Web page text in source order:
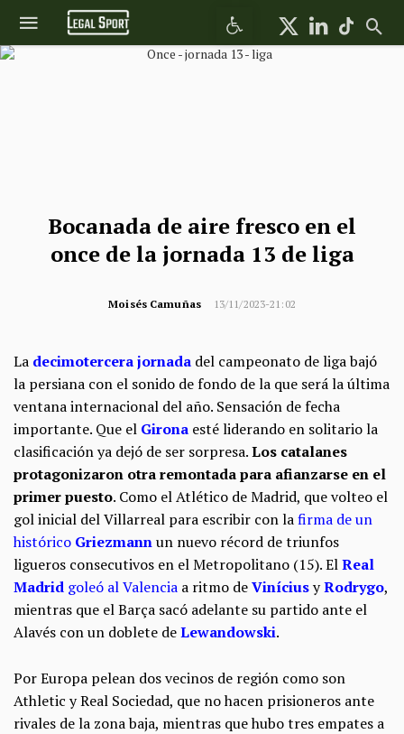
Abrir barra de herramientas
Bocanada de aire fresco en el
once de la jornada 13 de liga
Moisés Camuñas 13/11/2023-21:02
La decimotercera jornada del campeonato de liga bajó
la persiana con el sonido de fondo de la que será la última
ventana internacional del año. Sensación de fecha
importante. Que el Girona esté liderando en solitario la
clasificación ya dejó de ser sorpresa.Los catalanes
protagonizaron otra remontada para afianzarse en el
primer puesto. Como el Atlético de Madrid, que volteo el
gol inicial del Villarreal para escribir con lafirma de un
histórico Griezmannun nuevo récord de triunfos
ligueros consecutivos en el Metropolitano (15). ElReal
Madrid goleó al Valencia a ritmo deViníciusyRodrygo,
mientras que el Barça sacó adelante su partido ante el
Alavés con un doblete deLewandowski.
Por Europa pelean dos vecinos de región como son
Athletic y Real Sociedad, que no hacen prisioneros ante
rivales de la zona baja, mientras que hubo tres empates a